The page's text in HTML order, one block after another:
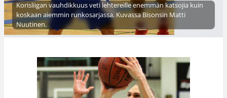
Korisliigan vauhdikkuus veti lehtereille enemmän katsojia kuin
koskaan aiemmin runkosarjassa. Kuvassa Bisonsin Matti
Nuutinen.